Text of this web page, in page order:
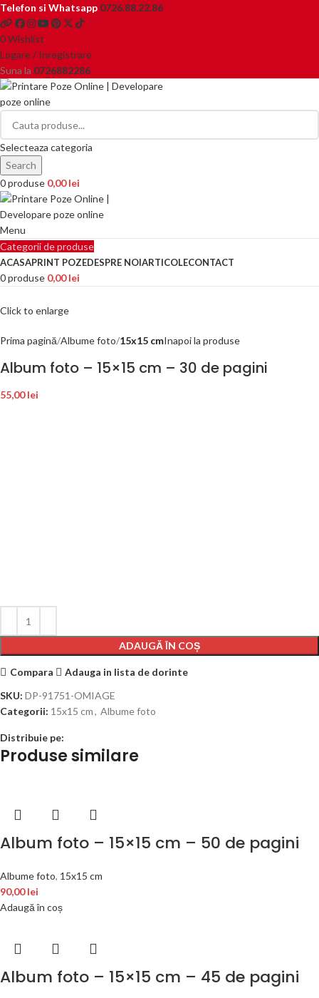
Telefon si Whatsapp 0726.88.22.86
0Wishlist
Logare / Inregistrare
Suna la 0726882286
Selecteaza categoria
Search
0produse 0,00lei
Menu
Categorii de produse
ACASAPRINT POZEDESPRE NOIARTICOLECONTACT
0produse 0,00lei
Click to enlarge
Prima pagină Albume foto 15x15 cmInapoi la produse
Album foto – 15×15 cm – 30 de pagini
55,00lei
ADAUGĂ ÎN COȘ
Compara
Adauga in lista de dorinte
SKU: DP-91751-OMIAGE
Categorii: 15x15 cm, Albume foto
Distribuie pe:
Produse similare
Album foto – 15×15 cm – 50 de pagini
Albume foto, 15x15 cm
90,00lei
Adaugă în coș
Album foto – 15×15 cm – 45 de pagini